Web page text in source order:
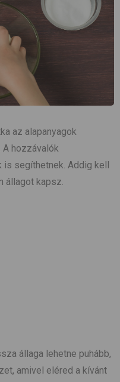
az alapanyagok
A hozzávalók
segíthetnek. Addig kell
állagot kapsz.
állaga lehetne puhább,
amivel eléred a kívánt